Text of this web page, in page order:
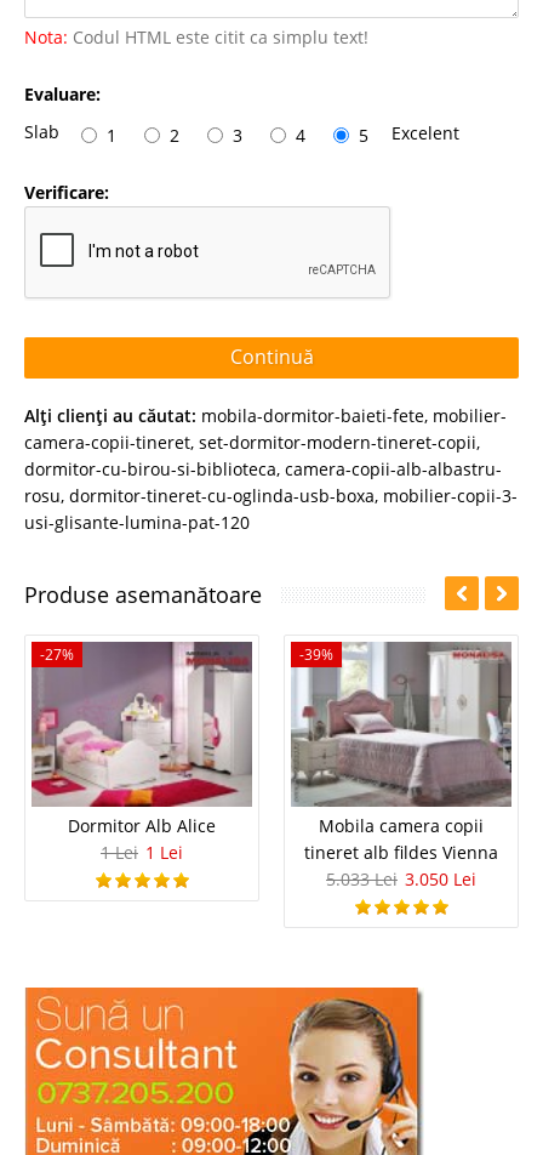
Nota: Codul HTML este citit ca simplu text!
Evaluare:
Slab
1 2 3 4 5 Excelent
Verificare:
Continuă
Alţi clienţi au căutat: mobila-dormitor-baieti-fete, mobilier-
camera-copii-tineret, set-dormitor-modern-tineret-copii,
dormitor-cu-birou-si-biblioteca, camera-copii-alb-albastru-
rosu, dormitor-tineret-cu-oglinda-usb-boxa, mobilier-copii-3-
usi-glisante-lumina-pat-120
Produse asemanătoare
-27%
Dormitor Alb Alice
1 Lei 1 Lei
-39%
Mobila camera copii
tineret alb fildes Vienna
5.033 Lei 3.050 Lei